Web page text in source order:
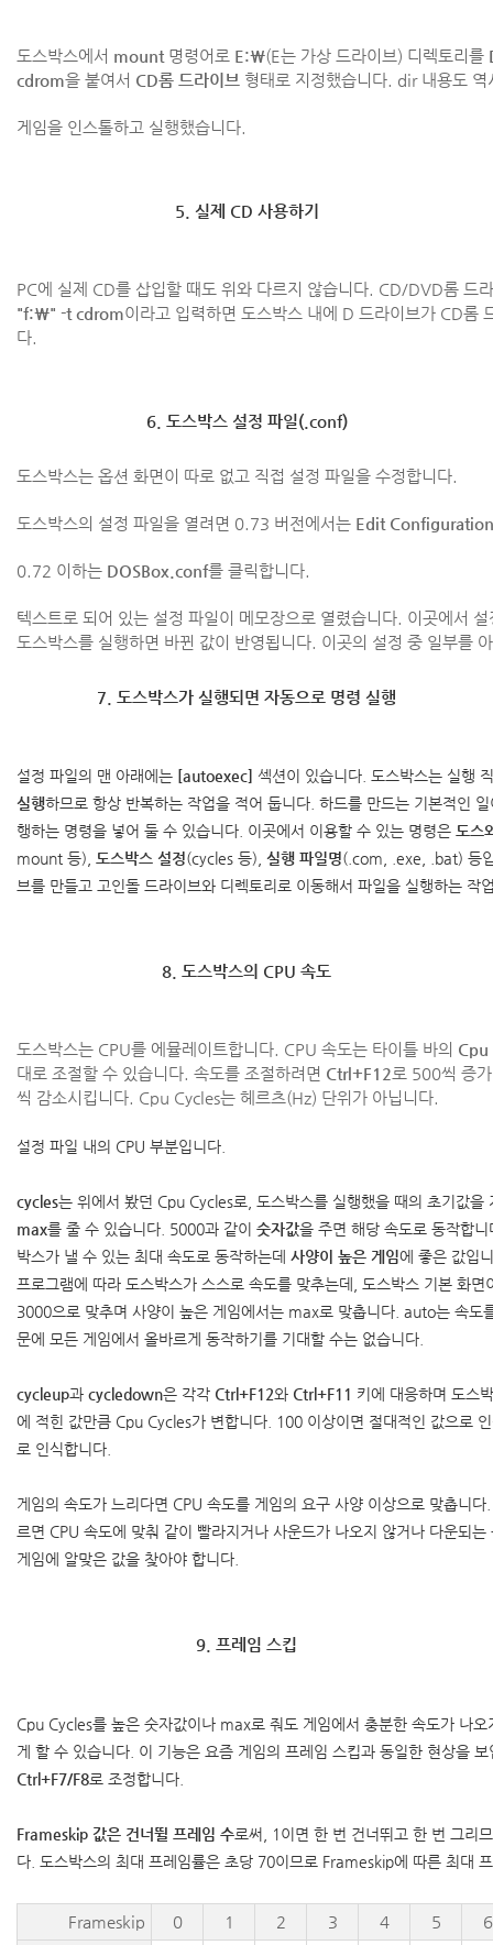
도스박스에서 mount 명령어로 E:\(E는 가상 드라이브) 디렉토리를
cdrom을 붙여서 CD롬 드라이브 형태로 지정했습니다. dir 내용도 역
게임을 인스톨하고 실행했습니다.
5. 실제 CD 사용하기
PC에 실제 CD를 삽입할 때도 위와 다르지 않습니다. CD/DVD롬 드
"f:\" -t cdrom이라고 입력하면 도스박스 내에 D 드라이브가 CD롬
다.
6. 도스박스 설정 파일(.conf)
도스박스는 옵션 화면이 따로 없고 직접 설정 파일을 수정합니다.
도스박스의 설정 파일을 열려면 0.73 버전에서는 Edit Configuration
0.72 이하는 DOSBox.conf를 클릭합니다.
텍스트로 되어 있는 설정 파일이 메모장으로 열렸습니다. 이곳에서
도스박스를 실행하면 바뀐 값이 반영됩니다. 이곳의 설정 중 일부를
7. 도스박스가 실행되면 자동으로 명령 실행
설정 파일의 맨 아래에는 [autoexec] 섹션이 있습니다. 도스박스는 실행
실행하므로 항상 반복하는 작업을 적어 둡니다. 하드를 만드는 기본적인
행하는 명령을 넣어 둘 수 있습니다. 이곳에서 이용할 수 있는 명령은 도스
mount 등),
도스박스 설정(cycles 등), 실행 파일명(.com, .exe, .bat) 등
브를 만들고 고인돌 드라이브와 디렉토리로 이동해서 파일을 실행하는 작
8. 도스박스의 CPU 속도
도스박스는 CPU를 에뮬레이트합니다. CPU 속도는 타이틀 바의 Cpu
대로 조절할 수 있습니다. 속도를 조절하려면 Ctrl+F12로 500씩 증
씩 감소시킵니다. Cpu Cycles는 헤르츠(Hz) 단위가 아닙니다.
설정 파일 내의 CPU 부분입니다.
cycles는 위에서 봤던 Cpu Cycles로, 도스박스를 실행했을 때의 초기값을
max를 줄 수 있습니다. 5000과 같이 숫자값을 주면 해당 속도로 동작합
박스가 낼 수 있는 최대 속도로 동작하는데 사양이 높은 게임에 좋은 값입
프로그램에 따라 도스박스가 스스로 속도를 맞추는데, 도스박스 기본 화면
3000으로 맞추며 사양이 높은 게임에서는 max로 맞춥니다. auto는 속도
문에 모든 게임에서 올바르게 동작하기를 기대할 수는 없습니다.
cycleup과 cycledown은 각각 Ctrl+F12와 Ctrl+F11 키에 대응하며 도스
에 적힌 값만큼 Cpu Cycles가 변합니다. 100 이상이면 절대적인 값으로
로 인식합니다.
게임의 속도가 느리다면 CPU 속도를 게임의 요구 사양 이상으로 맞춥니
르면 CPU 속도에 맞춰 같이 빨라지거나 사운드가 나오지 않거나 다운되
게임에 알맞은 값을 찾아야 합니다.
9. 프레임 스킵
Cpu Cycles를 높은 숫자값이나 max로 줘도 게임에서 충분한 속도가 나오
게 할 수 있습니다. 이 기능은 요즘 게임의 프레임 스킵과 동일한 현상을
Ctrl+F7/F8로 조정합니다.
Frameskip 값은 건너뛸 프레임 수로써, 1이면 한 번 건너뛰고 한 번 그리
다. 도스박스의 최대 프레임률은 초당 70이므로 Frameskip에 따른 최대
Frameskip 0 1 2 3 4 5 6